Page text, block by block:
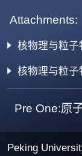
Attachments:
核物理与粒子
核物理与粒
Pre One:原
Peking